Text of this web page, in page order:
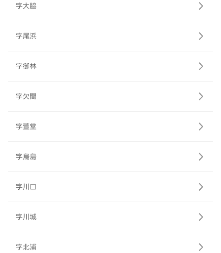
字大脇
字尾浜
字御林
字欠間
字萱堂
字烏島
字川口
字川城
字北浦